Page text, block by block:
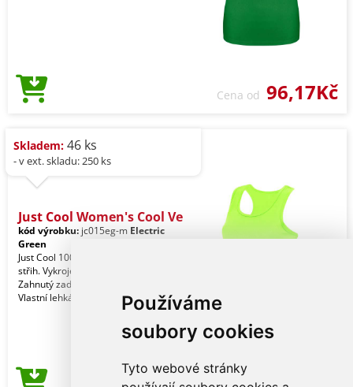
Používáme
soubory cookies
Tyto webové stránky
Cena od 96,17Kč
Skladem: 46 ks
- v ext. skladu: 250 ks
Just Cool Women's Cool Ve
kód výrobku: jc015eg-m Electric
Green
Just Cool 100% polyester. Standardní
střih. Vykrojené průramky vzadu.
Zahnutý zadní lem pro větší pohodlí.
Vlastní lehká